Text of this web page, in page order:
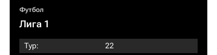
Футбол
Лига 1
Тур:
22